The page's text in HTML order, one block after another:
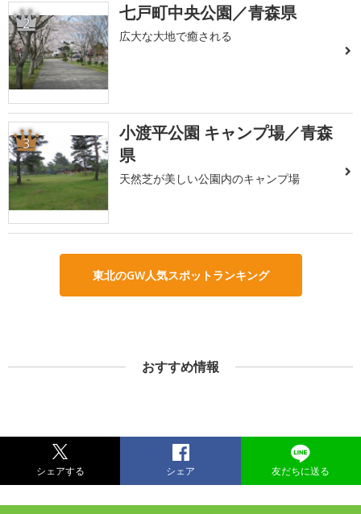
2 七戸町中央公園／青森県
広大な大地で癒される
3
小渡平公園 キャンプ場／青森
県
天然芝が美しい公園内のキャンプ場
東北のGW人気スポットランキング
おすすめ情報
シェアする シェア 友だちに送る